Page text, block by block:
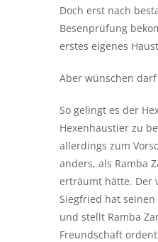
Doch erst nach
Besenprüfung
erstes eigenes
Aber wünschen
So gelingt es der
Hexenhaustier zu
allerdings zum
anders, als Ramba
erträumt hätte. Der
Siegfried hat
und stellt Ramba
Freundschaft